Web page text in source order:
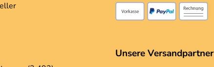
Unsere Versandpartner